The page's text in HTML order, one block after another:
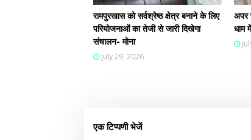
रामपुरखास को सर्वश्रेष्ठ क्षेत्र बनाने के लिए
परियोजनाओं का तेजी से जारी दिखेगा
संचालन- मोना
July 29, 2026
अपर
धाम
एक टिप्पणी भेजें